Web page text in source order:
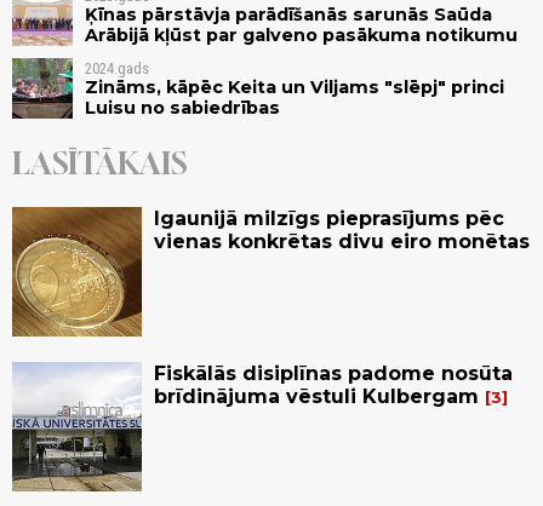
Ķīnas pārstāvja parādīšanās sarunās Saūda
Arābijā kļūst par galveno pasākuma notikumu
2024.gads
Zināms, kāpēc Keita un Viljams "slēpj" princi
Luisu no sabiedrības
LASĪTĀKAIS
Igaunijā milzīgs pieprasījums pēc
vienas konkrētas divu eiro monētas
Fiskālās disiplīnas padome nosūta
brīdinājuma vēstuli Kulbergam
3